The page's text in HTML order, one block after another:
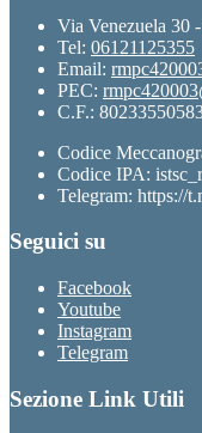
Via Venezuela 30
Tel: 06121125355
Email:
PEC:
C.F.:
Codice
Codice IPA:
Telegram: https://
Seguici su
Facebook
Youtube
Instagram
Telegram
Sezione Link Utili